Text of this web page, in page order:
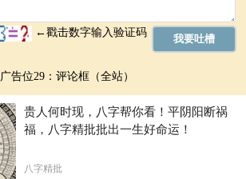
广告位29：评论框（全站）
贵人何时现，八字帮你看！平阴阳断祸
福，八字精批批出一生好命运！
八字精批